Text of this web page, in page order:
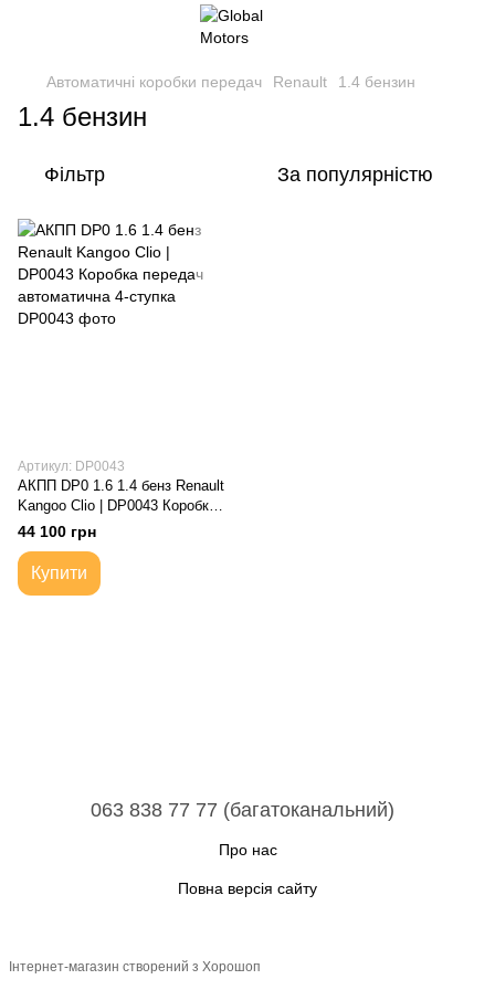
Автоматичні коробки передач Renault 1.4 бензин
1.4 бензин
Фільтр За популярністю
Артикул: DP0043
АКПП DP0 1.6 1.4 бенз Renault
Kangoo Clio | DP0043 Коробка
передач автоматична 4-ступка
44 100 грн
Купити
063 838 77 77 (багатоканальний)
Про нас
Повна версія сайту
Інтернет-магазин створений з Хорошоп